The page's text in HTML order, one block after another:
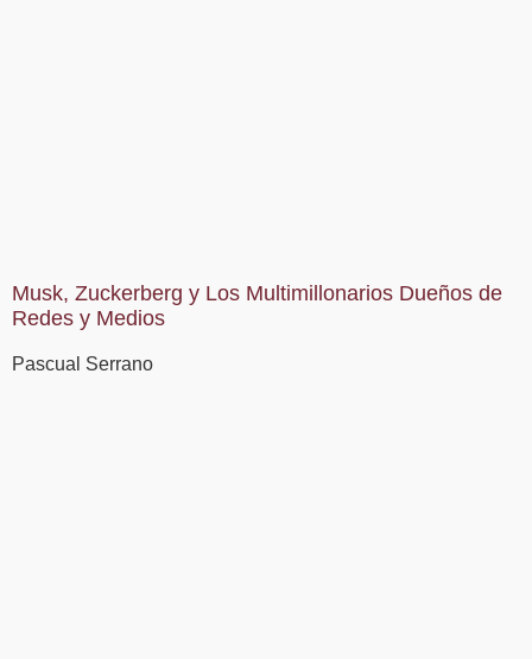
Musk, Zuckerberg y Los Multimillonarios Dueños de
Redes y Medios
Pascual Serrano